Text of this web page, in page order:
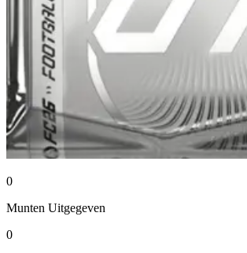
0
Munten Uitgegeven
0